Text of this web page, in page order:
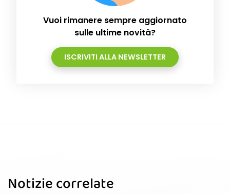
Vuoi rimanere sempre aggiornato
sulle ultime novità?
ISCRIVITI ALLA NEWSLETTER
Notizie correlate